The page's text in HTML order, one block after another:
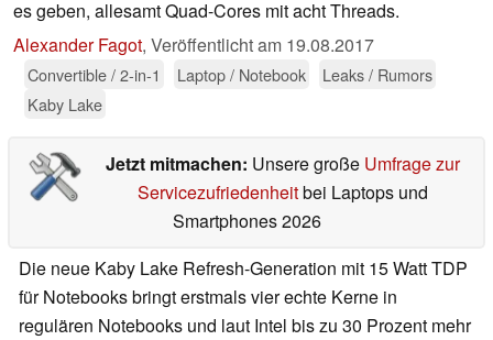
es geben, allesamt Quad-Cores mit acht Threads.
Alexander Fagot, Veröffentlicht am 19.08.2017
Convertible / 2-in-1 Laptop / Notebook
Leaks / Rumors
Kaby Lake
Jetzt mitmachen: Unsere große Umfrage zur
Servicezufriedenheitbei Laptops und
Smartphones 2026
Die neue Kaby Lake Refresh-Generation mit 15 Watt TDP
für Notebooks bringt erstmals vier echte Kerne in
regulären Notebooks und laut Intel bis zu 30 Prozent mehr